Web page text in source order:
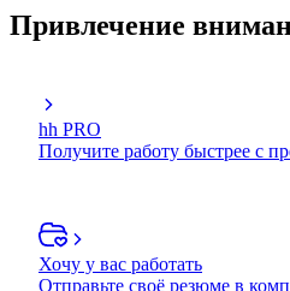
Привлечение
hh PRO
Получите работу быстрее с
Хочу у вас работать
Отправьте своё резюме в